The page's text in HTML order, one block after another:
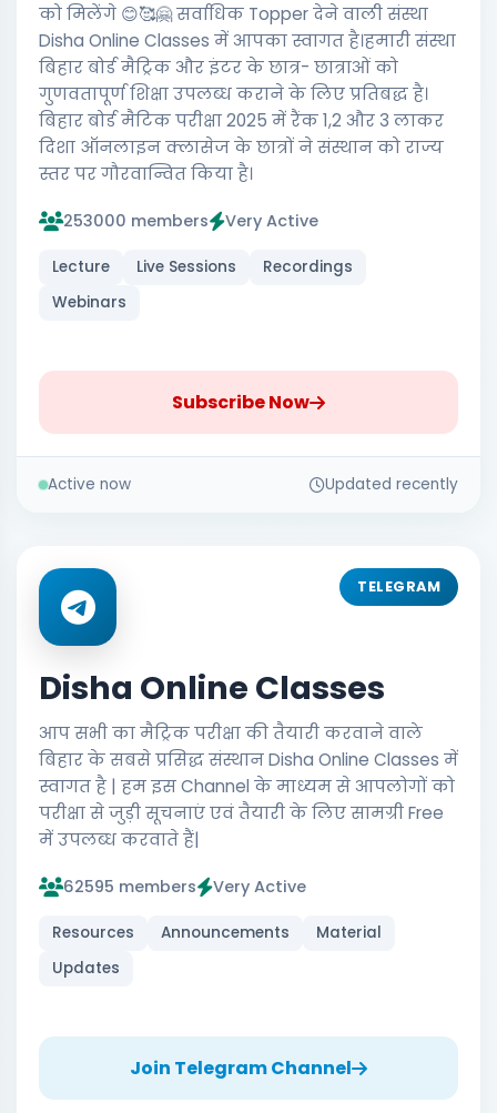
को मिलेंगे 😊🥰🤗 सर्वाधिक Topper देने वाली संस्था
Disha Online Classes में आपका स्वागत है।हमारी संस्था
बिहार बोर्ड मैट्रिक और इंटर के छात्र- छात्राओं को
गुणवतापूर्ण शिक्षा उपलब्ध कराने के लिए प्रतिबद्ध है।
बिहार बोर्ड मैटिक परीक्षा 2025 में रैंक 1,2 और 3 लाकर
दिशा ऑनलाइन क्लासेज के छात्रों ने संस्थान को राज्य
स्तर पर गौरवान्वित किया है।
253000 members Very Active
Lecture Live Sessions
Recordings
Webinars
Subscribe Now
Active now Updated recently
TELEGRAM
Disha Online Classes
आप सभी का मैट्रिक परीक्षा की तैयारी करवाने वाले
बिहार के सबसे प्रसिद्ध संस्थान Disha Online Classes में
स्वागत है | हम इस Channel के माध्यम से आपलोगों को
परीक्षा से जुड़ी सूचनाएं एवं तैयारी के लिए सामग्री Free
में उपलब्ध करवाते हैं|
62595 members Very Active
Resources Announcements
Material
Updates
Join Telegram Channel